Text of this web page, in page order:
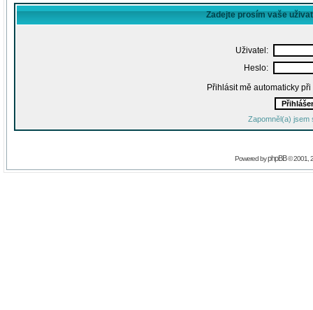
Zadejte prosím vaše
Uživatel:
Heslo:
Přihlásit mě automaticky
Zapomněl(a) jsem
Powered byphpBB© 2001,